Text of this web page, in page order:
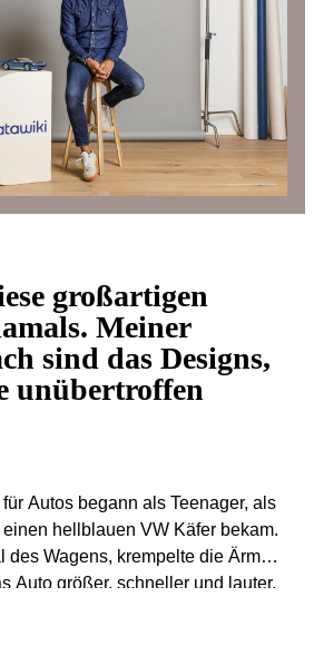
großartigen
Meiner
sind das Designs,
unübertroffen
Autos begann als Teenager, als
hellblauen VW Käfer bekam.
des Wagens, krempelte die Ärmel
Auto größer, schneller und lauter.
Zustand konnte er ihn gut